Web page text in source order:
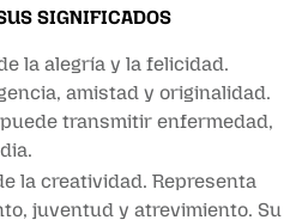
SIGNIFICADOS
la alegría y la felicidad.
amistad y originalidad.
transmitir enfermedad,
la creatividad. Representa
juventud y atrevimiento. Su